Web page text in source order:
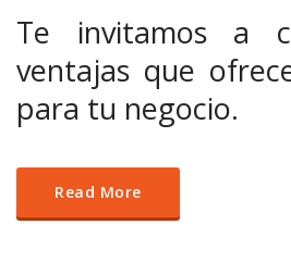
Te invitamos a
ventajas que
para tu negocio.
Read More